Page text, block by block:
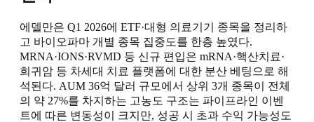
에델만은 Q1 2026에 ETF·대형 의료기기 종목을 정리하
고 바이오파마 개별 종목 집중도를 한층 높였다.
MRNA·IONS·RVMD 등 신규 편입은 mRNA·핵산치료·
희귀암 등 차세대 치료 플랫폼에 대한 분산 베팅으로 해
석된다. AUM 36억 달러 규모에서 상위 3개 종목이 전체
의 약 27%를 차지하는 고농도 구조는 파이프라인 이벤
트에 따른 변동성이 크지만, 성공 시 초과 수익 가능성도